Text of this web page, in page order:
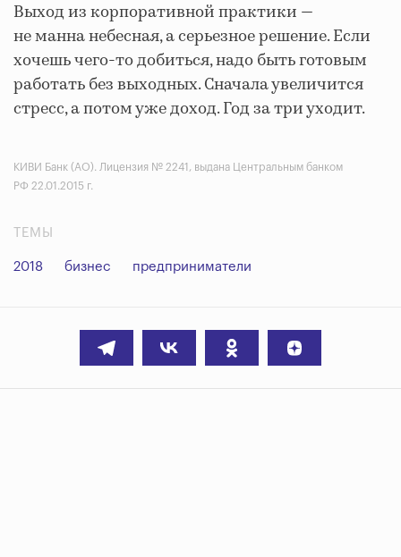
Выход из корпоративной практики —
не манна небесная, а серьезное решение. Если
хочешь чего-то добиться, надо быть готовым
работать без выходных. Сначала увеличится
стресс, а потом уже доход. Год за три уходит.
КИВИ Банк (АО). Лицензия № 2241, выдана Центральным банком
РФ 22.01.2015 г.
ТЕМЫ
2018 бизнес предприниматели